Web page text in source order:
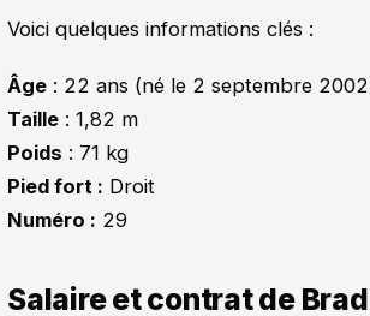
Voici quelques informations clés :
Âge : 22 ans (né le 2 septembre
Taille : 1,82 m
Poids : 71 kg
Pied fort : Droit
Numéro : 29
Salaire et contrat de